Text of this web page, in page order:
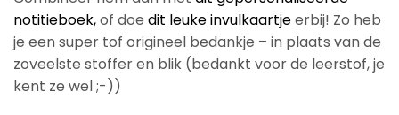
notitieboek,of doe dit leuke invulkaartjeerbij! Zo heb
je een super tof origineel bedankje – in plaats van de
zoveelste stoffer en blik (bedankt voor de leerstof, je
kent ze wel ;-))